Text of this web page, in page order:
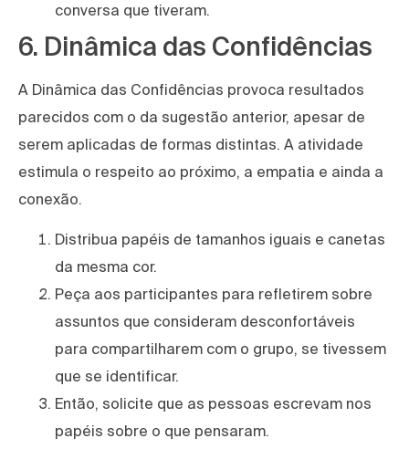
conversa que tiveram.
6. Dinâmica das Confidências
A Dinâmica das Confidências provoca resultados
parecidos com o da sugestão anterior, apesar de
serem aplicadas de formas distintas. A atividade
estimula o respeito ao próximo, a empatia e ainda a
conexão.
Distribua papéis de tamanhos iguais e canetas
da mesma cor.
Peça aos participantes para refletirem sobre
assuntos que consideram desconfortáveis
para compartilharem com o grupo, se tivessem
que se identificar.
Então, solicite que as pessoas escrevam nos
papéis sobre o que pensaram.